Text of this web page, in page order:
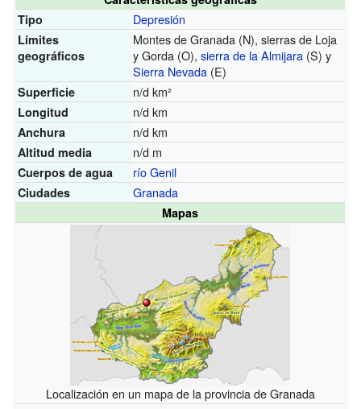
Tipo
Depresión
Límites
geográficos
Montes de Granada (N), sierras de Loja
y Gorda (O),sierra de la Almijara (S) y
Sierra Nevada (E)
Superficie n/d km²
Longitud n/d km
Anchura n/d km
Altitud media n/d m
Cuerpos de agua río Genil
Ciudades Granada
Mapas
Localización en un mapa de la provincia de Granada